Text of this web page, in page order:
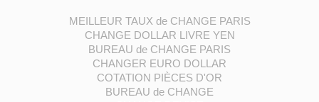
MEILLEUR TAUX de CHANGE PARIS
CHANGE DOLLAR LIVRE YEN
BUREAU de CHANGE PARIS
CHANGER EURO DOLLAR
COTATION PIÈCES D'OR
BUREAU de CHANGE